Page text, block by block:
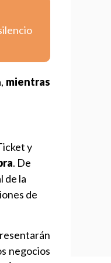
mientras
y
. De
de la
de
negocios